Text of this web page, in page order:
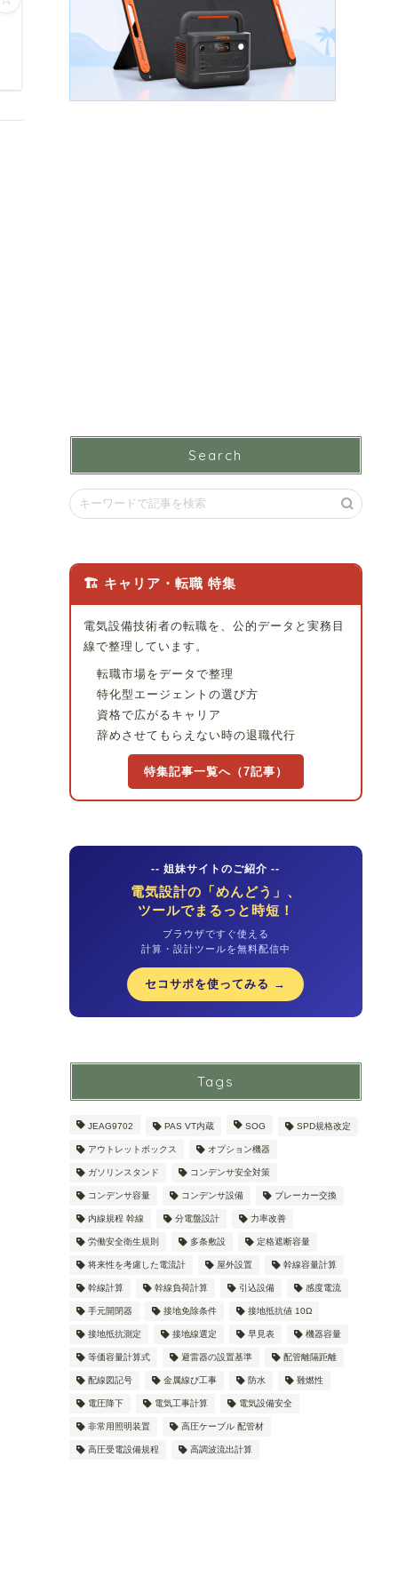
Search
🏗 キャリア・転職 特集
電気設備技術者の転職を、公的データと実務目
線で整理しています。
転職市場をデータで整理
特化型エージェントの選び方
資格で広がるキャリア
辞めさせてもらえない時の退職代行
特集記事一覧へ（7記事）
-- 姐妹サイトのご紹介 --
電気設計の「めんどう」、
ツールでまるっと時短！
ブラウザですぐ使える
計算・設計ツールを無料配信中
セコサポを使ってみる →
Tags
JEAG9702 PAS VT内蔵 SOG SPD規格改定
アウトレットボックス オプション機器
ガソリンスタンド コンデンサ安全対策
コンデンサ容量 コンデンサ設備 ブレーカー交換
内線規程 幹線 分電盤設計 力率改善
労働安全衛生規則 多条敷設 定格遮断容量
将来性を考慮した電流計 屋外設置 幹線容量計算
幹線計算 幹線負荷計算 引込設備 感度電流
手元開閉器 接地免除条件 接地抵抗値 10Ω
接地抵抗測定 接地線選定 早見表 機器容量
等価容量計算式 避雷器の設置基準 配管離隔距離
配線図記号 金属線ぴ工事 防水 難燃性
電圧降下 電気工事計算 電気設備安全
非常用照明装置 高圧ケーブル 配管材
高圧受電設備規程 高調波流出計算